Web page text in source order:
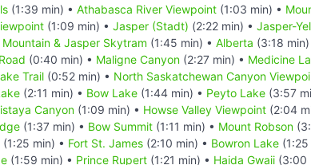
(1:39 min) • Athabasca River Viewpoint (1:03 min) •
(1:09 min) • Jasper (Stadt) (2:22 min) • Jasper-
& Jasper Skytram (1:45 min) • Alberta (3:18 min)
(0:40 min) • Maligne Canyon (2:27 min) • Medicine
Trail (0:52 min) • North Saskatchewan Canyon
(2:11 min) • Bow Lake (1:44 min) • Peyto Lake (3:57
Canyon (1:09 min) • Howse Valley Viewpoint (2:04
(1:37 min) • Bow Summit (1:11 min) • Mount Robson
(1:25 min) • Fort St. James (2:10 min) • Bowron Lake (1:25
(1:59 min) • Prince Rupert (1:21 min) • Haida Gwaii (3:00